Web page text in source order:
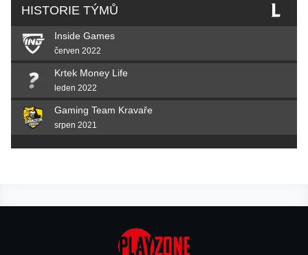
HISTORIE TÝMŮ
Inside Games
červen 2022
Krtek Money Life
leden 2022
Gaming Team Kravaře
srpen 2021